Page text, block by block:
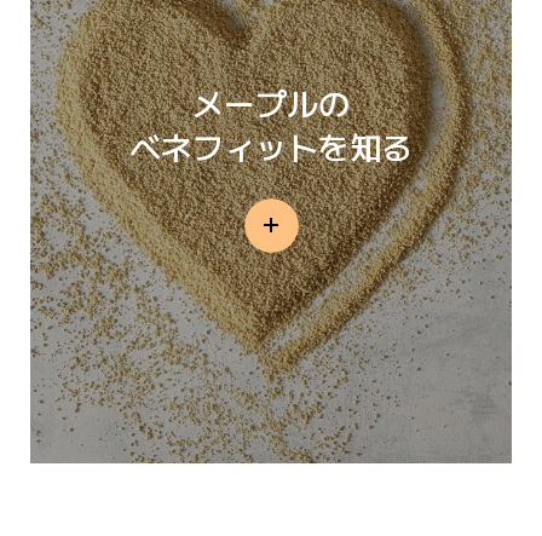
メープルの
ベネフィットを知る